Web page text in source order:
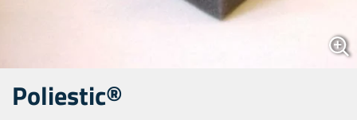
Poliestic®